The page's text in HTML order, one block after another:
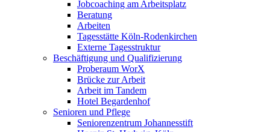
Jobcoaching am Arbeitsplatz
Beratung
Arbeiten
Tagesstätte Köln-Rodenkirchen
Externe Tagesstruktur
Beschäftigung und Qualifizierung
Proberaum WorX
Brücke zur Arbeit
Arbeit im Tandem
Hotel Begardenhof
Senioren und Pflege
Seniorenzentrum Johannesstift